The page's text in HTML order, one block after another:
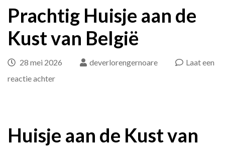
Prachtig Huisje aan de
Kust van België
28 mei 2026 deverlorengernoare
Laat een
reactie achterop
de
Huisje aan de Kust van